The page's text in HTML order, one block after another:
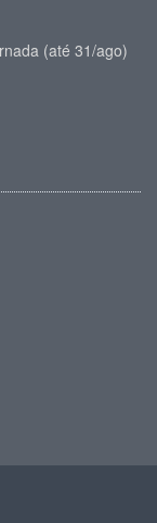
(até 31/ago)